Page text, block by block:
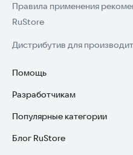
Правила применения
RuStore
Дистрибутив для
Помощь
Установка RuStore на TV
Установка RuStore на телефон
Установка RuStore в машину
Разработчикам
Зарабатывать с RuStore
Стать разработчиком
Популярные категории
Игры для Android
Блог RuStore